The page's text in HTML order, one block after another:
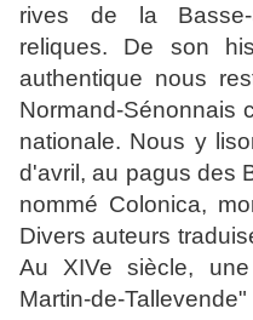
rives de la
reliques. De son
authentique nous
Normand-Sénonnais
nationale. Nous y
d'avril, au pagus des
nommé Colonica,
Divers auteurs
Au XIVe siècle,
Martin-de-